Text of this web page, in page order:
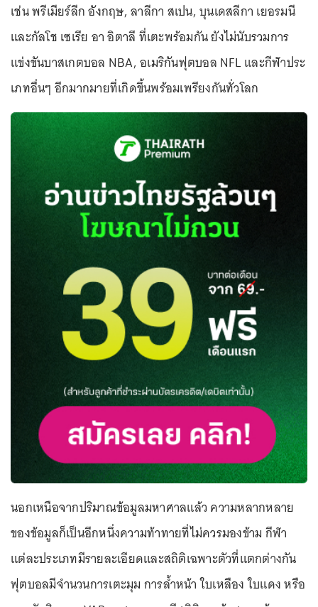
เช่น พรีเมียร์ลีก อังกฤษ, ลาลีกา สเปน, บุนเดสลีกา เยอรมนี
และกัลโช เซเรีย อา อิตาลี ที่เตะพร้อมกัน ยังไม่นับรวมการ
แข่งขันบาสเกตบอล NBA, อเมริกันฟุตบอล NFL และกีฬาประ
เภทอื่นๆ อีกมากมายที่เกิดขึ้นพร้อมเพรียงกันทั่วโลก
นอกเหนือจากปริมาณข้อมูลมหาศาลแล้ว ความหลากหลาย
ของข้อมูลก็เป็นอีกหนึ่งความท้าทายที่ไม่ควรมองข้าม กีฬา
แต่ละประเภทมีรายละเอียดและสถิติเฉพาะตัวที่แตกต่างกัน
ฟุตบอลมีจำนวนการเตะมุม การล้ำหน้า ใบเหลือง ใบแดง หรือ